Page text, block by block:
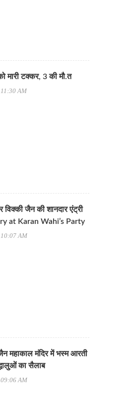
मारी टक्कर, 3 की मौ.त
AM
जैन की शानदार एंट्री
at Karan Wahi’s Party
AM
महाकाल मंदिर में भस्म आरती
का सैलाब
AM